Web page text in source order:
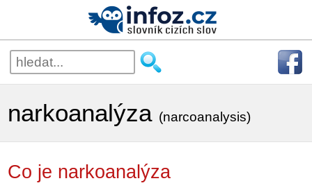
narkoanalýza (narcoanalysis)
Co je narkoanalýza